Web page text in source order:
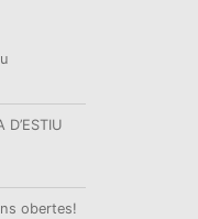
D’ESTIU
obertes!